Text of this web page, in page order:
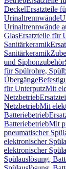
DeckelErsatzteile
Urinaltrennwände
Urinaltrennwände
GlasErsatzteile für
Sanitärkeramik
Sanitärkeramik
und Siphonzubehör
für Spülrohre,
Übergänge
für UnterputzMit
Netzbetrieb
NetzbetriebMit
Batteriebetrieb
BatteriebetriebMit
pneumatischer
elektronischer
elektronischer
Spülauslösung,